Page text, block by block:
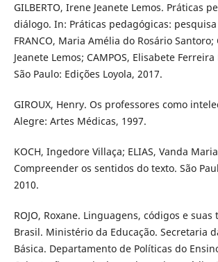
GILBERTO, Irene Jeanete Lemos. Práticas
diálogo. In: Práticas pedagógicas:
FRANCO, Maria Amélia do Rosário Santoro;
Jeanete Lemos; CAMPOS, Elisabete
São Paulo: Edições Loyola, 2017.
GIROUX, Henry. Os professores como
Alegre: Artes Médicas, 1997.
KOCH, Ingedore Villaça; ELIAS, Vanda
Compreender os sentidos do texto. São
2010.
ROJO, Roxane. Linguagens, códigos e
Brasil. Ministério da Educação. Secretaria
Básica. Departamento de Políticas do